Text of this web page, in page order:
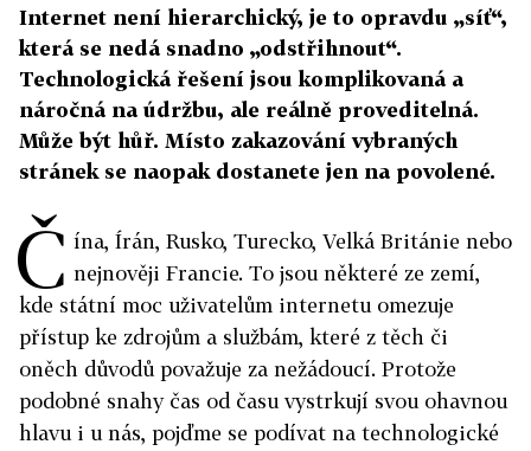
Internet není hierarchický, je to opravdu „síť“,
která se nedá snadno „odstřihnout“.
Technologická řešení jsou komplikovaná a
náročná na údržbu, ale reálně proveditelná.
Může být hůř. Místo zakazování vybraných
stránek se naopak dostanete jen na povolené.
Č ína, Írán, Rusko, Turecko, Velká Británie nebo
nejnověji Francie. To jsou některé ze zemí,
kde státní moc uživatelům internetu omezuje
přístup ke zdrojům a službám, které z těch či
oněch důvodů považuje za nežádoucí. Protože
podobné snahy čas od času vystrkují svou ohavnou
hlavu i u nás, pojďme se podívat na technologické